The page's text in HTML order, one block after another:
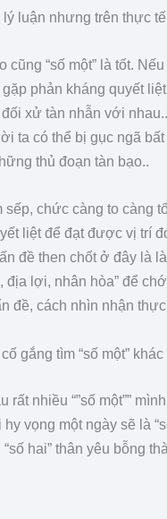
luận nhưng trên thực
“số một” là tốt.
phản kháng quyết
xử tàn nhẫn với
ta có thể bị gục ngã
thủ đoạn tàn bạo..
chức càng to càng
liệt để đạt được vị trí
đề then chốt ở đây là
lợi, nhân hòa” để
đề, cách nhìn nhận
gắng tìm “số một”
rất nhiều “”số một””
vọng một ngày sẽ là
hai” thân yêu bỗng